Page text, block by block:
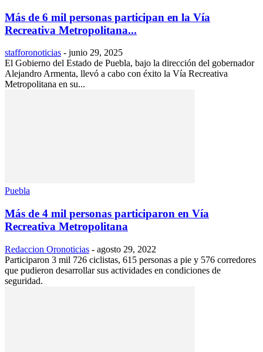
Más de 6 mil personas participan en la Vía
Recreativa Metropolitana...
stafforonoticias - junio 29, 2025
El Gobierno del Estado de Puebla, bajo la dirección del gobernador
Alejandro Armenta, llevó a cabo con éxito la Vía Recreativa
Metropolitana en su...
Puebla
Más de 4 mil personas participaron en Vía
Recreativa Metropolitana
Redaccion Oronoticias - agosto 29, 2022
Participaron 3 mil 726 ciclistas, 615 personas a pie y 576 corredores
que pudieron desarrollar sus actividades en condiciones de
seguridad.